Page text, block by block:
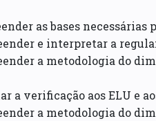
as bases
e interpretar a
a metodologia do
a verificação aos ELU e
a metodologia do